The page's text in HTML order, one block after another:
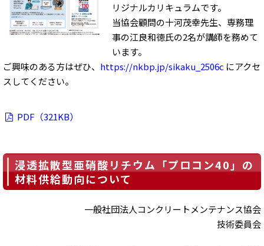
リジナルカリキュラムです。
当協会顧問の十河茂幸先生、専務理
事の江良和徳氏の2名が講師を務めて
います。
ご興味のある方はぜひ、 https://nkbp.jp/sikaku_2506c にアクセ
スしてください。
PDF（321KB）
浸透拡散型亜硝酸リチウム「プロコン40」の
材料供給動向について
一般社団法人コンクリートメンテナンス協会
技術委員会